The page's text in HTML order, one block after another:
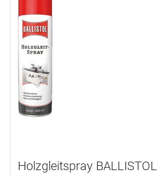
Holzgleitspray BALLISTOL